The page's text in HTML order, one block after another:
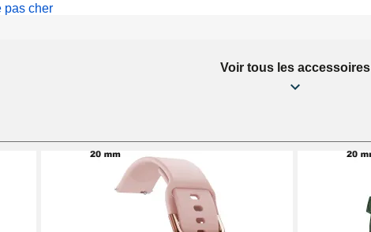
pas cher
Voir tous les accessoires